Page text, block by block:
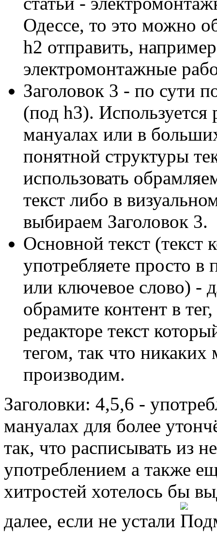
Одессе, то это можно
h2 отправить,
электромонтажные
Заголовок 3 - по сути
(под h3). Используется
мануалах или в
понятной структуры
использовать
текст либо в
выбираем Заголовок 3.
Основной текст (текст
употребляете просто в
или ключевое слово) -
обрамите контент в
редакторе текст
тегом, так что
производим.
Заголовки: 4,5,6 -
мануалах для более
так, что расписывать из
употреблением а также
хитростей хотелось бы
далее, если не устали